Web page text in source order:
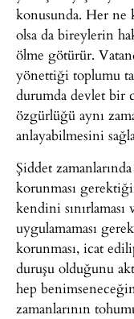
konusunda. Her ne
olsa da bireylerin
ölme götürür.
yönettiği toplumu
durumda devlet bir
özgürlüğü aynı
anlayabilmesini
Şiddet
korunması
kendini
uygulamaması
korunması, icat
duruşu olduğunu
hep
zamanlarının